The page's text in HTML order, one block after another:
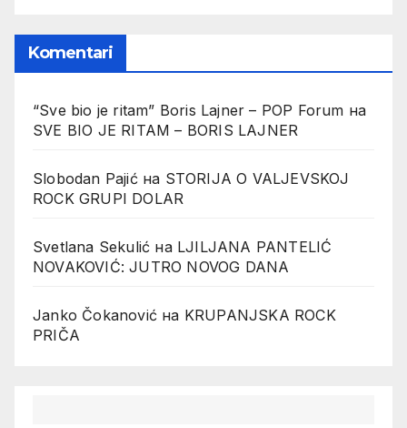
Komentari
“Sve bio je ritam” Boris Lajner – POP Forum на
SVE BIO JE RITAM – BORIS LAJNER
Slobodan Pajićна STORIJA O VALJEVSKOJ
ROCK GRUPI DOLAR
Svetlana Sekulić на LJILJANA PANTELIĆ
NOVAKOVIĆ: JUTRO NOVOG DANA
Janko Čokanović на KRUPANJSKA ROCK
PRIČA